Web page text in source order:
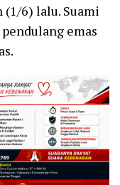
(1/6) lalu. Suami
emas